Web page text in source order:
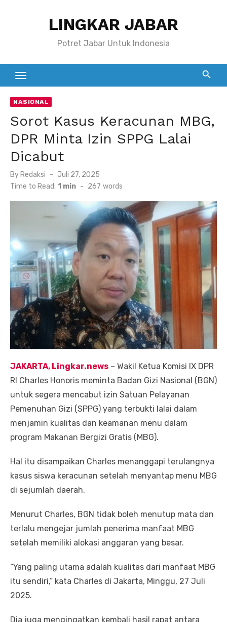
LINGKAR JABAR
Potret Jabar Untuk Indonesia
NASIONAL
Sorot Kasus Keracunan MBG,
DPR Minta Izin SPPG Lalai
Dicabut
By Redaksi
Posted
on
Juli 27, 2025
Time to Read: 1 min - 267 words
JAKARTA, Lingkar.news – Wakil Ketua Komisi IX DPR
RI Charles Honoris meminta Badan Gizi Nasional (BGN)
untuk segera mencabut izin Satuan Pelayanan
Pemenuhan Gizi (SPPG) yang terbukti lalai dalam
menjamin kualitas dan keamanan menu dalam
program Makanan Bergizi Gratis (MBG).
Hal itu disampaikan Charles menanggapi terulangnya
kasus siswa keracunan setelah menyantap menu MBG
di sejumlah daerah.
Menurut Charles, BGN tidak boleh menutup mata dan
terlalu mengejar jumlah penerima manfaat MBG
setelah memiliki alokasi anggaran yang besar.
“Yang paling utama adalah kualitas dari manfaat MBG
itu sendiri,” kata Charles di Jakarta, Minggu, 27 Juli
2025.
Dia juga mengingatkan kembali hasil rapat antara